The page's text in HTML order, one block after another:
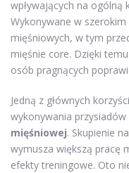
wpływających na ogólną
Wykonywane w
mięśniowych, w tym
mięśnie core. Dzięki
osób pragnących
Jedną z głównych
wykonywania
mięśniowej. Skupienie
wymusza większą pracę
efekty treningowe. Oto